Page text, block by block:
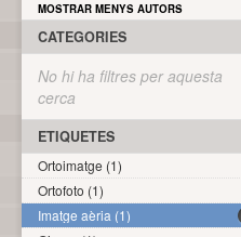
MOSTRAR MENYS AUTORS
CATEGORIES
No hi ha filtres per aquesta
cerca
ETIQUETES
Ortoimatge (1)
Ortofoto (1)
Imatge aèria (1)